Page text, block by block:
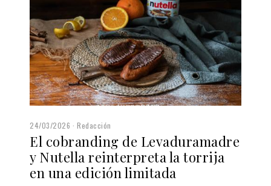
24/03/2026 Redacción
El cobranding de Levaduramadre
y Nutella reinterpreta la torrija
en una edición limitada